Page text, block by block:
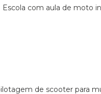
escola com aula de moto
de scooter para